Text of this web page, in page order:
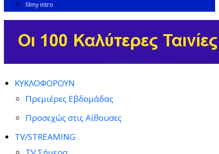
filmy intro
ΚΥΚΛΟΦΟΡΟΥΝ
Πρεμιέρες Εβδομάδας
Προσεχώς στις Αίθουσες
TV/STREAMING